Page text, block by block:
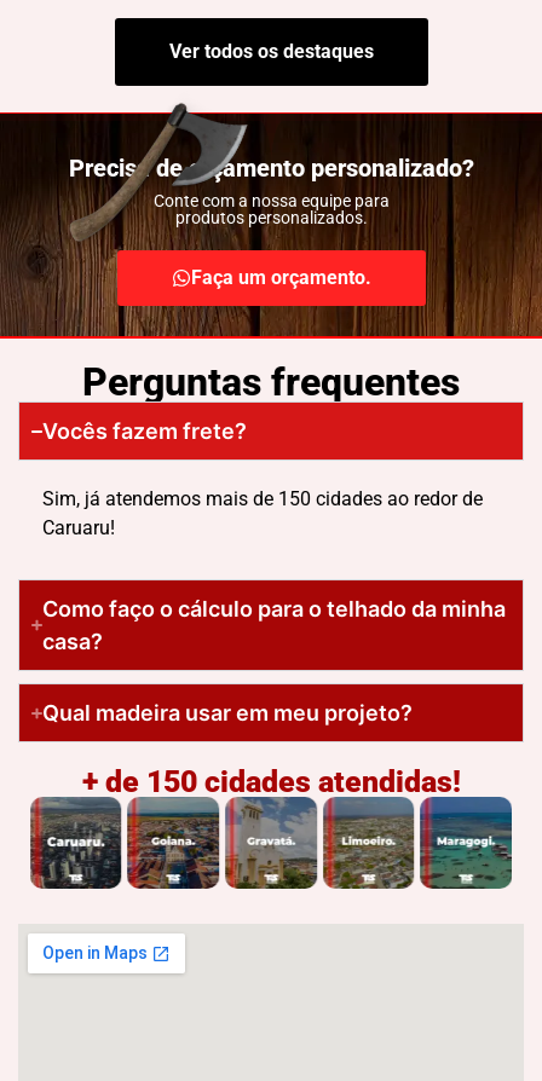
Ver todos os destaques
Precisa de orçamento personalizado?
Conte com a nossa equipe para
produtos personalizados.
Faça um orçamento.
Perguntas frequentes
Vocês fazem frete?
Sim, já atendemos mais de 150 cidades ao redor de
Caruaru!
Como faço o cálculo para o telhado da minha
casa?
Qual madeira usar em meu projeto?
+ de 150 cidades atendidas!